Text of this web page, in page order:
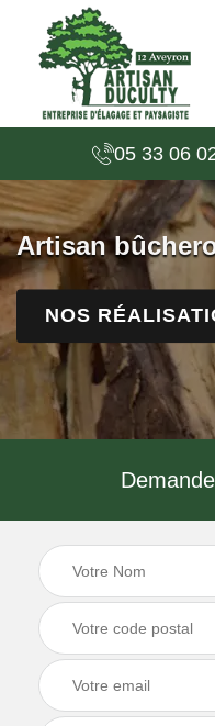
05 33 06
Artisan
NOS